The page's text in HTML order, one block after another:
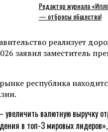
Редактор журнала
— отбросы общества!
реализует
заявил заместитель
республика
валютную выручку
в топ-3 мировых